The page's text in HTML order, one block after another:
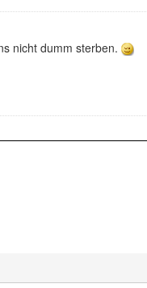
nicht dumm sterben.